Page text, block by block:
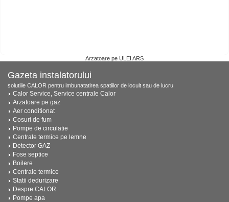
Arzatoare pe ULEI ARS
Gazeta instalatorului
solutiile CALOR pentru imbunatatirea spatiilor de locuit sau de lucru
Calor Service, Service centrale Calor
Arzatoare pe gaz
Aer conditionat
Cosuri de fum
Pompe de circulatie
Centrale termice pe lemne
Detector GAZ
Fose septice
Boilere
Centrale termice
Statii dedurizare
Despre CALOR
Pompe apa